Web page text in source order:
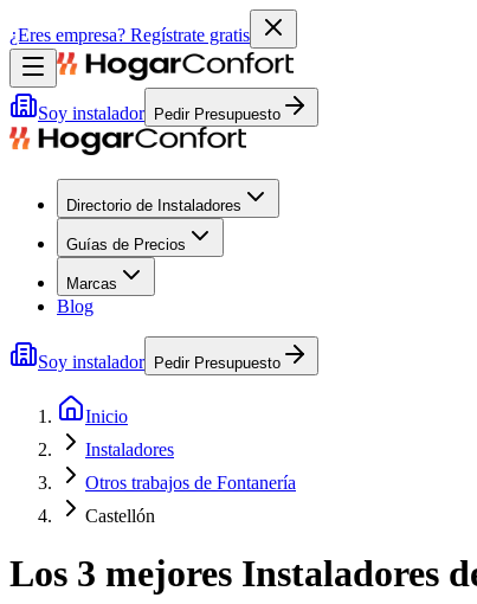
¿Eres empresa? Regístrate gratis
Soy instalador Pedir Presupuesto
Directorio de Instaladores
Guías de Precios
Marcas
Blog
Soy instalador Pedir Presupuesto
Inicio
Instaladores
Otros trabajos de Fontanería
Castellón
Los 3 mejores Instaladores